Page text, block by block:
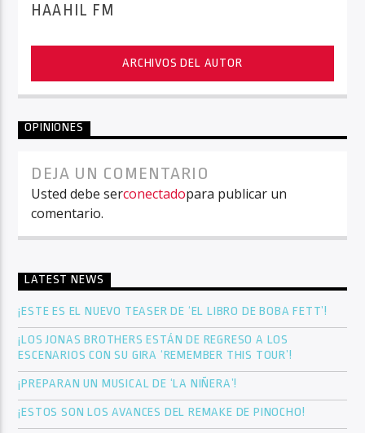
HAAHIL FM
ARCHIVOS DEL AUTOR
OPINIONES
DEJA UN COMENTARIO
Usted debe serconectadopara publicar un
comentario.
LATEST NEWS
¡ESTE ES EL NUEVO TEASER DE ‘EL LIBRO DE BOBA FETT’!
¡LOS JONAS BROTHERS ESTÁN DE REGRESO A LOS
ESCENARIOS CON SU GIRA ‘REMEMBER THIS TOUR’!
¡PREPARAN UN MUSICAL DE ‘LA NIÑERA’!
¡ESTOS SON LOS AVANCES DEL REMAKE DE PINOCHO!